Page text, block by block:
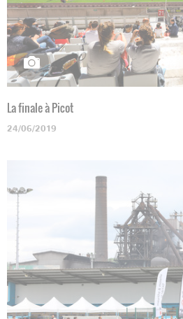
La finale à Picot
24/06/2019